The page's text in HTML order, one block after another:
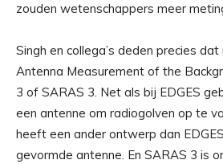
zouden wetenschappers meer
Singh en collega’s deden precies
Antenna Measurement of the
3 of SARAS 3. Net als bij EDGES
een antenne om radiogolven op te
heeft een ander ontwerp dan
gevormde antenne. En SARAS 3 is